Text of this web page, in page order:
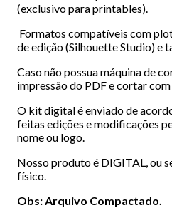
(exclusivo para printables).
Formatos compatíveis com
de edição (Silhouette Studio) e
Caso não possua máquina de
impressão do PDF e cortar
O kit digital é enviado de
feitas edições e modificações
nome ou logo.
Nosso produto é DIGITAL, ou
físico.
Obs: Arquivo Compactado.